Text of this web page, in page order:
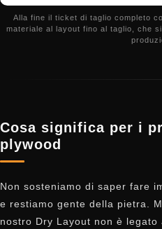
Alla fine il ticket di taglio completo
materiale al layout fino al taglio, che
Cosa significa per i
plywood
Non sosteniamo di saper fare
e restiamo gente della pietra.
nostro Dry Layout non è